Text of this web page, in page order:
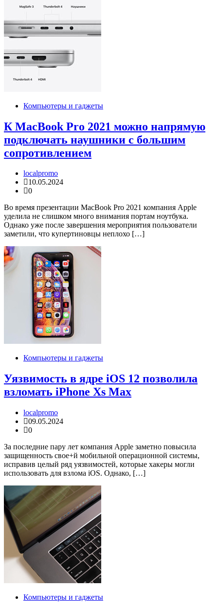
Компьютеры и гаджеты
К MacBook Pro 2021 можно напрямую
подключать наушники с большим
сопротивлением
localpromo
10.05.2024
0
Во время презентации MacBook Pro 2021 компания Apple
уделила не слишком много внимания портам ноутбука.
Однако уже после завершения мероприятия пользователи
заметили, что купертиновцы неплохо […]
Компьютеры и гаджеты
Уязвимость в ядре iOS 12 позволила
взломать iPhone Xs Max
localpromo
09.05.2024
0
За последние пару лет компания Apple заметно повысила
защищенность свое+й мобильной операционной системы,
исправив целый ряд уязвимостей, которые хакеры могли
использовать для взлома iOS. Однако, […]
Компьютеры и гаджеты